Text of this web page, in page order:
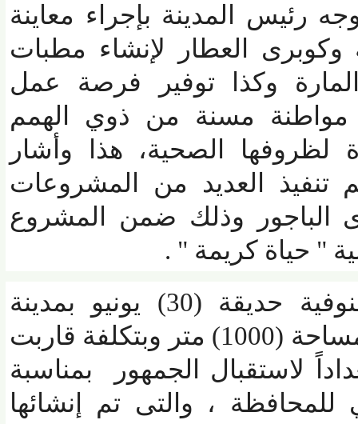
رئيس المدينة بإجراء معاينة
العطار لإنشاء مطبات
وكذا توفير فرصة عمل
مسنة من ذوي الهمم
الصحية، هذا وأشار
العديد من المشروعات
الباجور وذلك ضمن المشروع
" حياة كريمة " .
كما افتتح محافظ المنوفية حديقة (30) يونيو بمدينة
الباجور والمقامة على مساحة (1000) متر وبتكلفة قاربت
لاستقبال الجمهور بمناسبة
، والتى تم إنشائها